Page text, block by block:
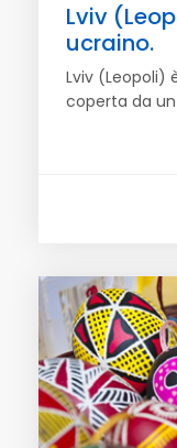
Lviv
ucraino.
Lviv (Leopoli)
coperta da